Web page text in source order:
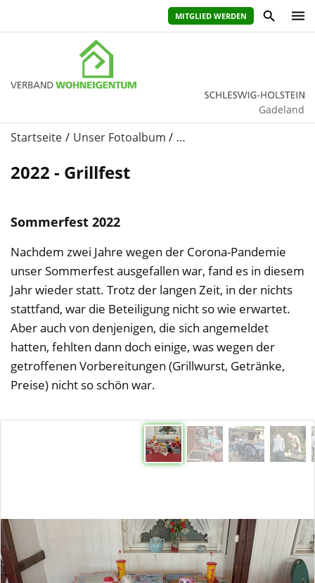
MITGLIED WERDEN
Gadeland
Startseite Unser Fotoalbum …
2022 - Grillfest
Sommerfest 2022
Nachdem zwei Jahre wegen der Corona-Pandemie
unser Sommerfest ausgefallen war, fand es in diesem
Jahr wieder statt. Trotz der langen Zeit, in der nichts
stattfand, war die Beteiligung nicht so wie erwartet.
Aber auch von denjenigen, die sich angemeldet
hatten, fehlten dann doch einige, was wegen der
getroffenen Vorbereitungen (Grillwurst, Getränke,
Preise) nicht so schön war.